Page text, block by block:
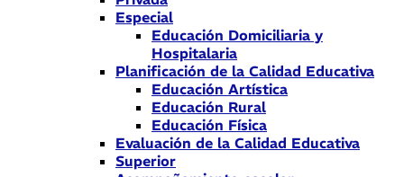
Especial
Educación Domiciliaria y
Hospitalaria
Planificación de la Calidad Educativa
Educación Artística
Educación Rural
Educación Física
Evaluación de la Calidad Educativa
Superior